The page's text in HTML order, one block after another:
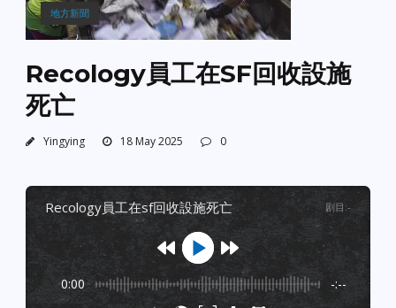
地方新聞
Recology員工在SF回收設施
死亡
Yingying 18 May 2025 0
recology員工在sf回收設施死亡 剧目 :-
0:00 -:--